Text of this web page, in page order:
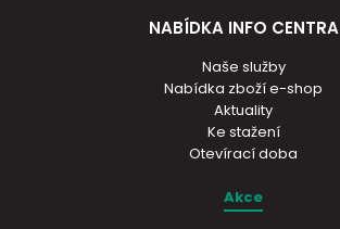
NABÍDKA INFO CENTRA
Naše služby
Nabídka zboží e-shop
Aktuality
Ke stažení
Otevírací doba
Akce